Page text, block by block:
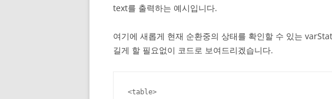
text를 출력하는 예시입니다.
여기에 새롭게 현재 순환중의 상태를 확인할 수 있는
길게 할 필요없이 코드로 보여드리겠습니다.
<table>